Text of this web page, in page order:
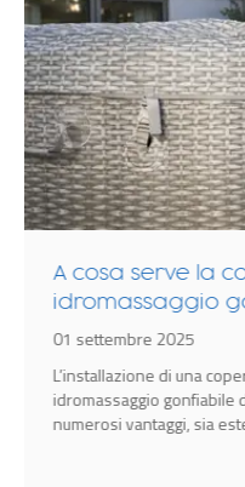
la copertura di un
gonfiabile
di una copertura per vasca
gonfiabile da esterno offre
sia estetici che funzionali.